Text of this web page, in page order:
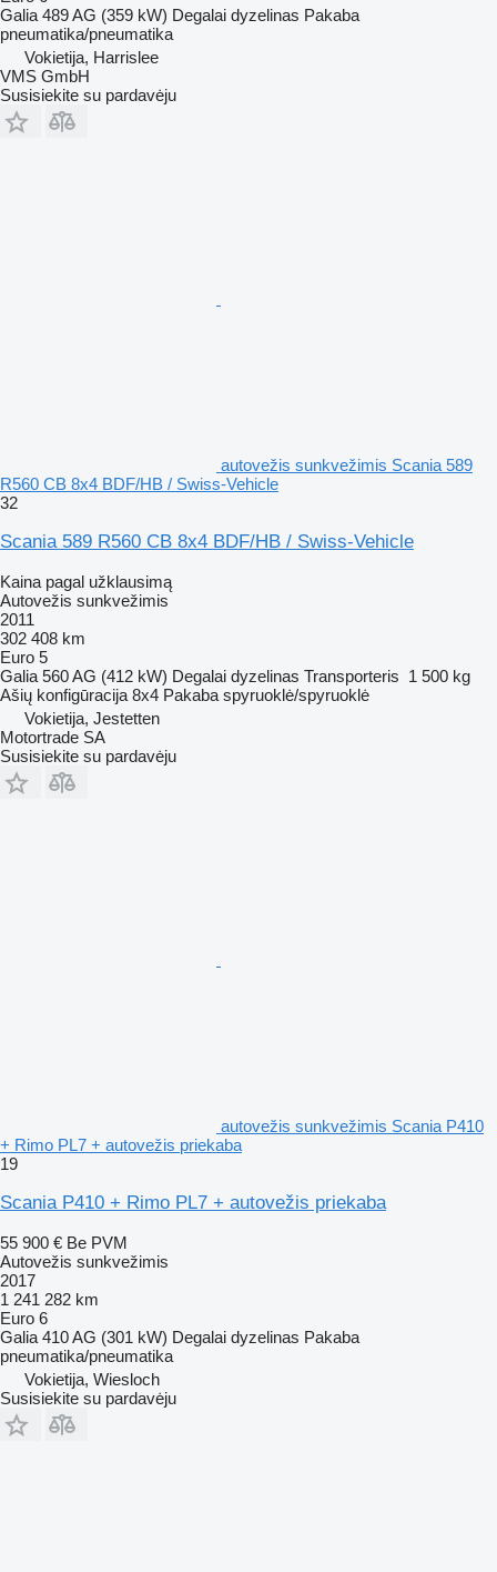
Galia 489 AG (359 kW) Degalai dyzelinas Pakaba
pneumatika/pneumatika
Vokietija, Harrislee
VMS GmbH
Susisiekite su pardavėju
autovežis sunkvežimis Scania 589
R560 CB 8x4 BDF/HB / Swiss-Vehicle
32
Scania 589 R560 CB 8x4 BDF/HB / Swiss-Vehicle
Kaina pagal užklausimą
Autovežis sunkvežimis
2011
302 408 km
Euro 5
Galia 560 AG (412 kW) Degalai dyzelinas Transporteris 1 500 kg
Ašių konfigūracija 8x4 Pakaba spyruoklė/spyruoklė
Vokietija, Jestetten
Motortrade SA
Susisiekite su pardavėju
autovežis sunkvežimis Scania P410
+ Rimo PL7 + autovežis priekaba
19
Scania P410 + Rimo PL7 + autovežis priekaba
55 900 € Be PVM
Autovežis sunkvežimis
2017
1 241 282 km
Euro 6
Galia 410 AG (301 kW) Degalai dyzelinas Pakaba
pneumatika/pneumatika
Vokietija, Wiesloch
Susisiekite su pardavėju